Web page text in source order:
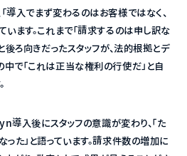
導入でまず変わるのはお客様ではなく、
います。これまで「請求するのは申し訳な
後ろ向きだったスタッフが、法的根拠とデ
で「これは正当な権利の行使だ」と自
導入後にスタッフの意識が変わり、「た
った」と語っています。請求件数の増加に